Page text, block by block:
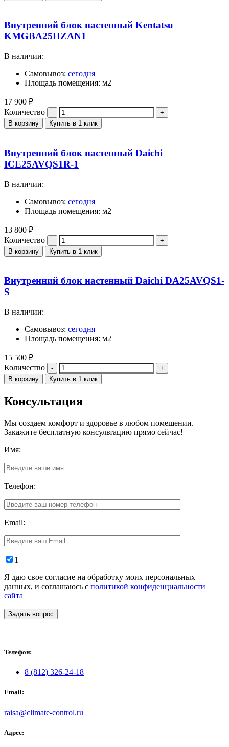
Внутренний блок настенный Kentatsu
KMGBA25HZAN1
В наличии:
Самовывоз: сегодня
Площадь помещения: м2
17 900 ₽
Количество
В корзину Купить в 1 клик
Внутренний блок настенный Daichi
ICE25AVQS1R-1
В наличии:
Самовывоз: сегодня
Площадь помещения: м2
13 800 ₽
Количество
В корзину Купить в 1 клик
Внутренний блок настенный Daichi DA25AVQS1-
S
В наличии:
Самовывоз: сегодня
Площадь помещения: м2
15 500 ₽
Количество
В корзину Купить в 1 клик
Консультация
Мы создаем комфорт и здоровье в любом помещении.
Закажите бесплатную консультацию прямо сейчас!
Имя:
Телефон:
Email:
1
Я даю свое согласие на обработку моих персональных
данных, и соглашаюсь с политикой конфиденциальности
сайта
Задать вопрос
Телефон:
8 (812) 326-24-18
Email:
raisa@climate-control.ru
Адрес: